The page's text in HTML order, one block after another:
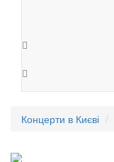
Концерти в Києві